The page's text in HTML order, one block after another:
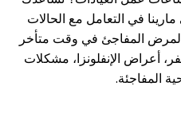
في التعامل مع الحالات
المرض المفاجئ في وقت متأخر
أعراض الإنفلونزا، مشكلات
المفاجئة.